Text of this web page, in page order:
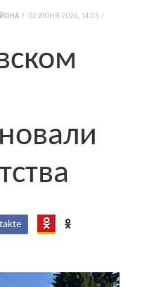
02 ИЮНЯ 2026, 14:35